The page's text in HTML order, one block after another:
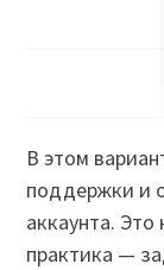
В этом
поддержки и
аккаунта.
практика —